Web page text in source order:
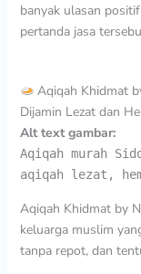
banyak ulasan
pertanda jasa
Aqiqah Khidmat
Dijamin Lezat dan
Alt text gambar:
Aqiqah murah
aqiqah lezat,
Aqiqah Khidmat by
keluarga muslim
tanpa repot, dan